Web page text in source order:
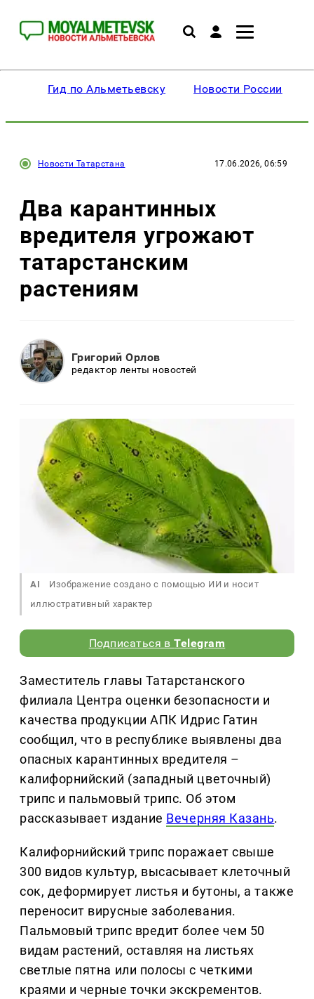
Гид по Альметьевску Новости России
Новости Татарстана 17.06.2026, 06:59
Два карантинных
вредителя угрожают
татарстанским
растениям
Григорий Орлов
редактор ленты новостей
AI
Изображение создано с помощью ИИ и носит
иллюстративный характер
Подписаться вTelegram
Заместитель главы Татарстанского
филиала Центра оценки безопасности и
качества продукции АПК Идрис Гатин
сообщил, что в республике выявлены два
опасных карантинных вредителя –
калифорнийский (западный цветочный)
трипс и пальмовый трипс. Об этом
рассказывает издание Вечерняя Казань.
Калифорнийский трипс поражает свыше
300 видов культур, высасывает клеточный
сок, деформирует листья и бутоны, а также
переносит вирусные заболевания.
Пальмовый трипс вредит более чем 50
видам растений, оставляя на листьях
светлые пятна или полосы с четкими
краями и черные точки экскрементов.